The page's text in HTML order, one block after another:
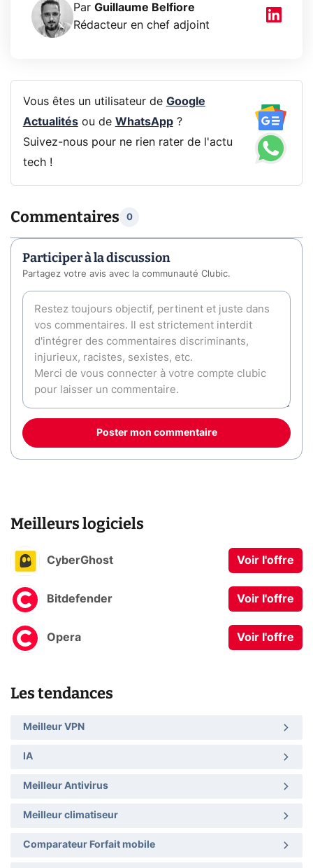
Par Guillaume Belfiore
Rédacteur en chef adjoint
Vous êtes un utilisateur de Google
Actualitésou de WhatsApp?
Suivez-nous pour ne rien rater de l'actu
tech !
Commentaires 0
Participer à la discussion
Partagez votre avis avec la communauté Clubic.
Poster mon commentaire
Meilleurs logiciels
CyberGhost Voir l'offre
Bitdefender Voir l'offre
Opera Voir l'offre
Les tendances
Meilleur VPN
IA
Meilleur Antivirus
Meilleur climatiseur
Comparateur Forfait mobile